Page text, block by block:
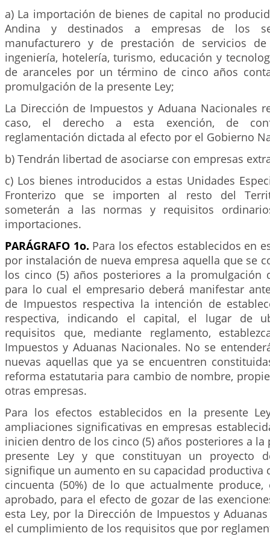
a) La importación de bienes de capital no
Andina y destinados a empresas de los
manufacturero y de prestación de servicios de
ingeniería, hotelería, turismo, educación y
de aranceles por un término de cinco años
promulgación de la presente Ley;
La Dirección de Impuestos y Aduana Nacionales
caso, el derecho a esta exención, de
reglamentación dictada al efecto por el Gobierno
b) Tendrán libertad de asociarse con empresas
c) Los bienes introducidos a estas Unidades
Fronterizo que se importen al resto del
someterán a las normas y requisitos
importaciones.
PARÁGRAFO 1o. Para los efectos establecidos en
por instalación de nueva empresa aquella que se
los cinco (5) años posteriores a la promulgación
para lo cual el empresario deberá manifestar
de Impuestos respectiva la intención de
respectiva, indicando el capital, el lugar de
requisitos que, mediante reglamento,
Impuestos y Aduanas Nacionales. No se
nuevas aquellas que ya se encuentren
reforma estatutaria para cambio de nombre,
otras empresas.
Para los efectos establecidos en la presente
ampliaciones significativas en empresas
inicien dentro de los cinco (5) años posteriores a
presente Ley y que constituyan un proyecto
signifique un aumento en su capacidad productiva
cincuenta (50%) de lo que actualmente
aprobado, para el efecto de gozar de las
esta Ley, por la Dirección de Impuestos y
el cumplimiento de los requisitos que por